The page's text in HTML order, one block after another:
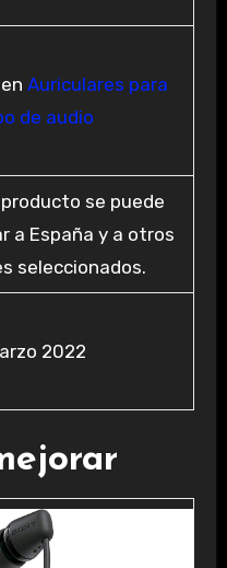
Auriculares para
de audio
se puede
a España y a otros
seleccionados.
2022